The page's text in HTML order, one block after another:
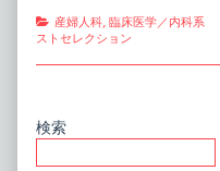
Categories
産婦人科, 臨床医学／内科系
ストセレクション
Primary
検索